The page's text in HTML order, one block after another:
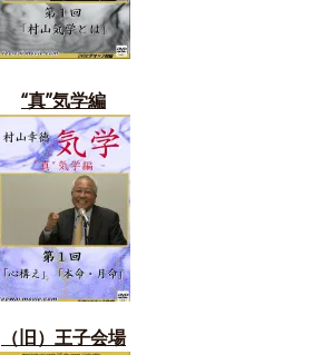
“真”気学編
（旧） 王子会場